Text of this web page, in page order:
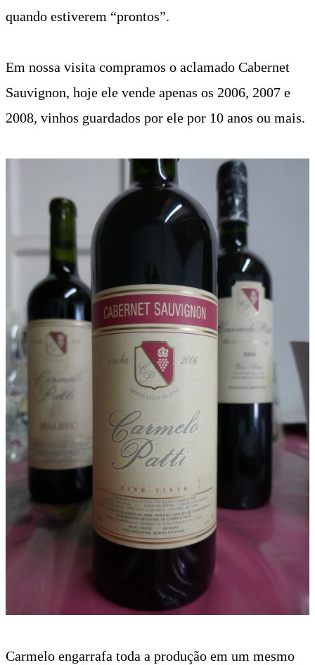
quando estiverem “prontos”.
Em nossa visita compramos o aclamado Cabernet
Sauvignon, hoje ele vende apenas os 2006, 2007 e
2008, vinhos guardados por ele por 10 anos ou mais.
Carmelo engarrafa toda a produção em um mesmo